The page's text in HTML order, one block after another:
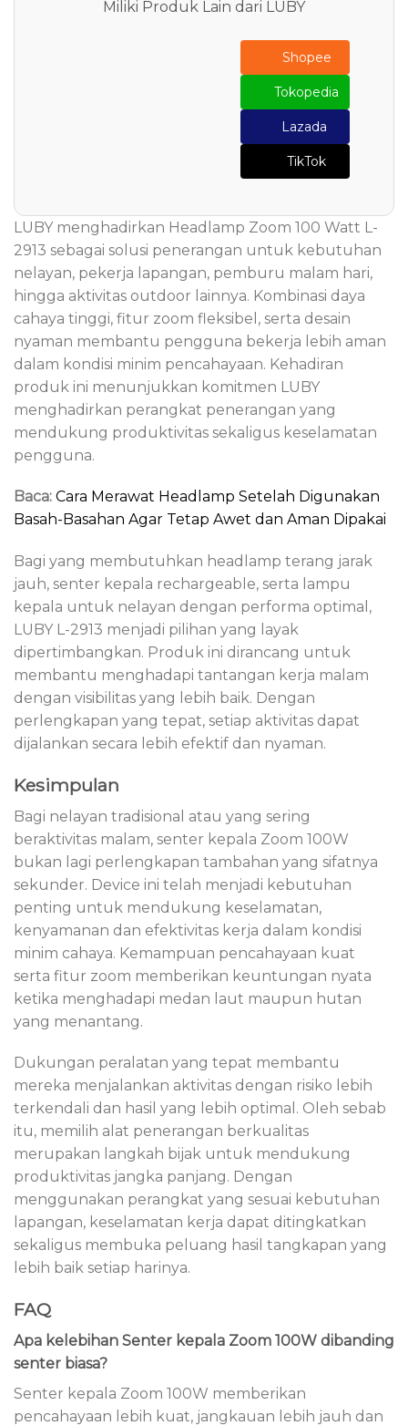
Miliki Produk Lain dari LUBY
Shopee
Tokopedia
Lazada
TikTok
LUBY menghadirkan Headlamp Zoom 100 Watt L-
2913 sebagai solusi penerangan untuk kebutuhan
nelayan, pekerja lapangan, pemburu malam hari,
hingga aktivitas outdoor lainnya. Kombinasi daya
cahaya tinggi, fitur zoom fleksibel, serta desain
nyaman membantu pengguna bekerja lebih aman
dalam kondisi minim pencahayaan. Kehadiran
produk ini menunjukkan komitmen LUBY
menghadirkan perangkat penerangan yang
mendukung produktivitas sekaligus keselamatan
pengguna.
Baca: Cara Merawat Headlamp Setelah Digunakan
Basah-Basahan Agar Tetap Awet dan Aman Dipakai
Bagi yang membutuhkan headlamp terang jarak
jauh, senter kepala rechargeable, serta lampu
kepala untuk nelayan dengan performa optimal,
LUBY L-2913 menjadi pilihan yang layak
dipertimbangkan. Produk ini dirancang untuk
membantu menghadapi tantangan kerja malam
dengan visibilitas yang lebih baik. Dengan
perlengkapan yang tepat, setiap aktivitas dapat
dijalankan secara lebih efektif dan nyaman.
Kesimpulan
Bagi nelayan tradisional atau yang sering
beraktivitas malam, senter kepala Zoom 100W
bukan lagi perlengkapan tambahan yang sifatnya
sekunder. Device ini telah menjadi kebutuhan
penting untuk mendukung keselamatan,
kenyamanan dan efektivitas kerja dalam kondisi
minim cahaya. Kemampuan pencahayaan kuat
serta fitur zoom memberikan keuntungan nyata
ketika menghadapi medan laut maupun hutan
yang menantang.
Dukungan peralatan yang tepat membantu
mereka menjalankan aktivitas dengan risiko lebih
terkendali dan hasil yang lebih optimal. Oleh sebab
itu, memilih alat penerangan berkualitas
merupakan langkah bijak untuk mendukung
produktivitas jangka panjang. Dengan
menggunakan perangkat yang sesuai kebutuhan
lapangan, keselamatan kerja dapat ditingkatkan
sekaligus membuka peluang hasil tangkapan yang
lebih baik setiap harinya.
FAQ
Apa kelebihan Senter kepala Zoom 100W dibanding
senter biasa?
Senter kepala Zoom 100W memberikan
pencahayaan lebih kuat, jangkauan lebih jauh dan